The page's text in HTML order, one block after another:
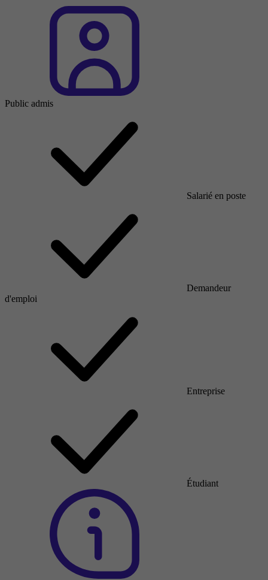
Public admis
Salarié en poste
Demandeur
d'emploi
Entreprise
Étudiant